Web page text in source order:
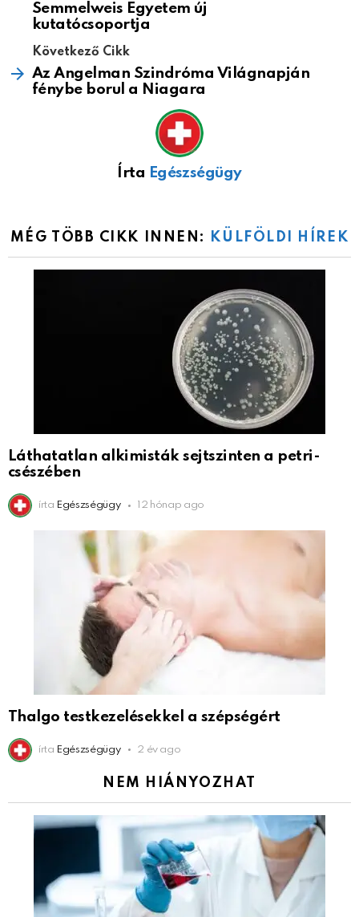
Semmelweis Egyetem új
kutatócsoportja
Következő Cikk
Az Angelman Szindróma Világnapján
fénybe borul a Niagara
Írta Egészségügy
MÉG TÖBB CIKK INNEN: KÜLFÖLDI HÍREK
Láthatatlan alkimisták sejtszinten a petri-
csészében
írta Egészségügy 12 hónap ago
Thalgo testkezelésekkel a szépségért
írta Egészségügy 2 év ago
NEM HIÁNYOZHAT